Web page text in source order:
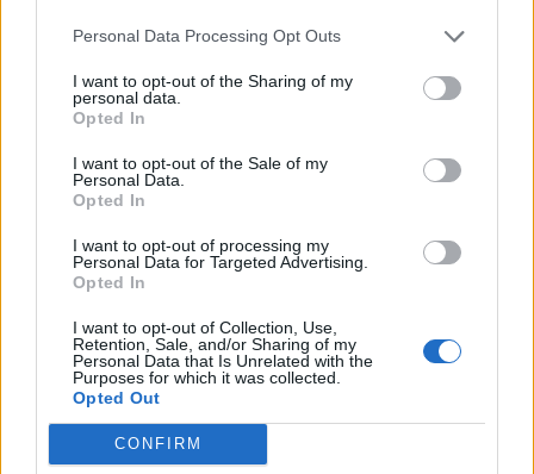
Personal Data Processing Opt Outs
I want to opt-out of the Sharing of my
personal data.
Opted In
I want to opt-out of the Sale of my
Personal Data.
Opted In
I want to opt-out of processing my
Personal Data for Targeted Advertising.
Opted In
I want to opt-out of Collection, Use,
Retention, Sale, and/or Sharing of my
Personal Data that Is Unrelated with the
Purposes for which it was collected.
Opted Out
CONFIRM
06/08/2026 - 15:17 ΠΟΛΙΤΙΚΗ
Συνάλλαγμα: Το ευρώ υποχωρεί κατά 0,11%, στα
1,1541 δολάρια
06/08/2026 - 14:59
ΟΛΕΣ ΟΙ ΕΙΔΗΣΕΙΣ
ΔΗΜΟΦΙΛΗ